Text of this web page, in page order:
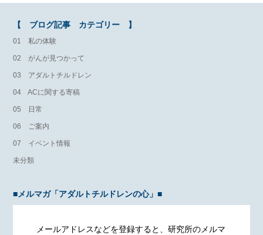
【 ブログ記事 カテゴリー 】
01 私の体験
02 がんが見つかって
03 アダルトチルドレン
04 ACに関する寄稿
05 日常
06 ご案内
07 イベント情報
未分類
■メルマガ「アダルトチルドレンの心」■
メールアドレスなどを登録すると、研究所のメルマ